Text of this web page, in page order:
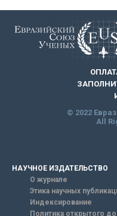
© 2022
All
НАУЧНОЕ ИЗДАТЕЛЬСТВО
О журнале
Этика научных
Индексирование
Политика открытого